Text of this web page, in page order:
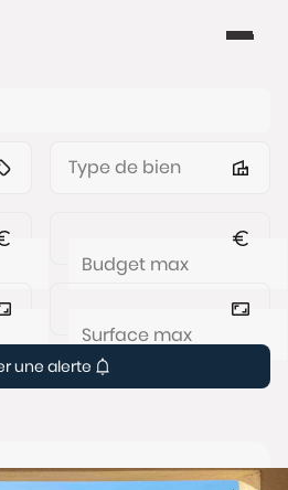
Type de bien
une alerte